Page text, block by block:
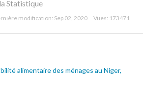
Statistique
modification: Sep 02, 2020 Vues: 173471
alimentaire des ménages au Niger,